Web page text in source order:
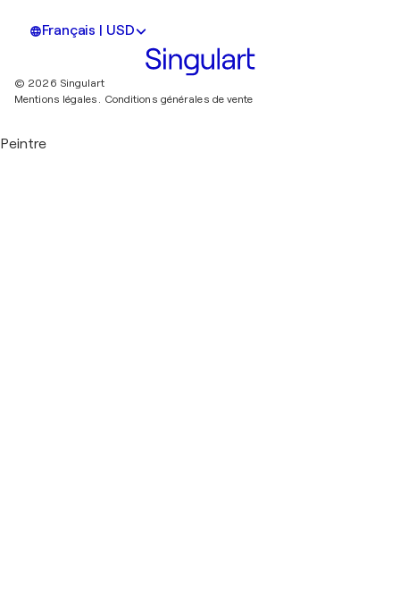
Français | USD
© 2026 Singulart
Mentions légales. Conditions générales de vente
Peintre